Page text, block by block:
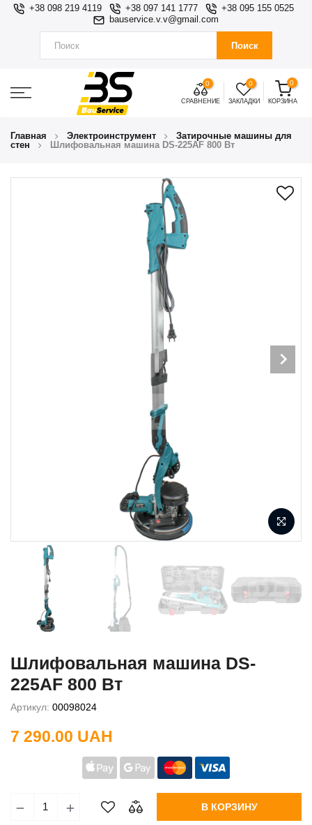
+38 098 219 4119 +38 097 141 1777
+38 095 155 0525
bauservice.v.v@gmail.com
Поиск
0
СРАВНЕНИЕ
0
ЗАКЛАДКИ
0
КОРЗИНА
Главная Электроинструмент
Затирочные машины для
стен
Шлифовальная машина DS-225AF 800 Вт
Шлифовальная машина DS-
225AF 800 Вт
Артикул: 00098024
7 290.00 UAH
В КОРЗИНУ